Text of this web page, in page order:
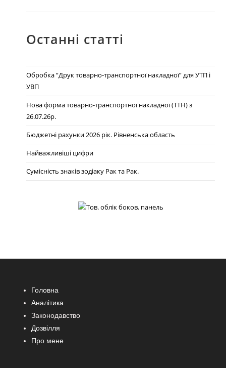
Останні статті
Обробка “Друк товарно-транспортної накладної” для УТП і
УВП
Нова форма товарно-транспортної накладної (ТТН) з
26.07.26р.
Бюджетні рахунки 2026 рік. Рівненська область
Найважливіші цифри
Сумісність знаків зодіаку Рак та Рак.
Головна
Аналітика
Законодавство
Дозвілля
Про мене